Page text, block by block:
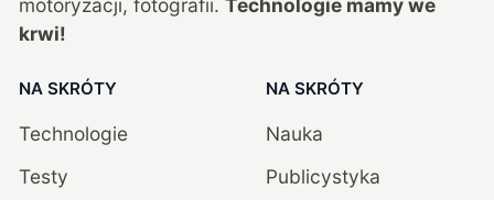
motoryzacji, fotografii. Technologie mamy we
krwi!
NA SKRÓTY
Technologie
Testy
NA SKRÓTY
Nauka
Publicystyka